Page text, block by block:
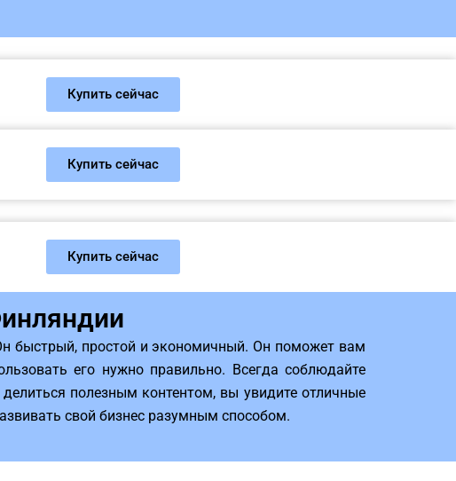
Купить сейчас
Купить сейчас
Купить сейчас
быстрый, простой и экономичный. Он поможет вам
его нужно правильно. Всегда соблюдайте
полезным контентом, вы увидите отличные
свой бизнес разумным способом.